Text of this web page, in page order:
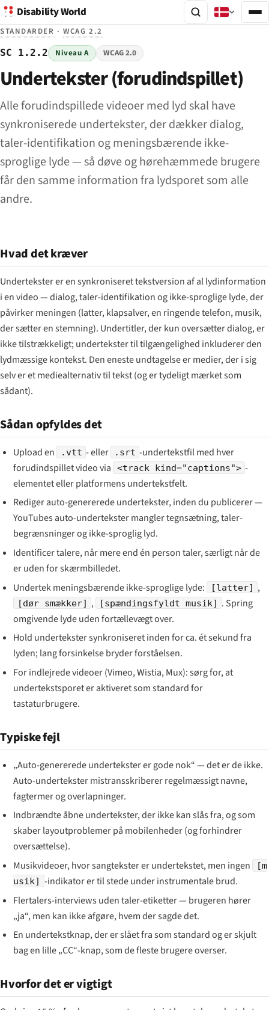
Disability World
STANDARDER ·WCAG 2.2
SC 1.2.2 Niveau A WCAG 2.0
Undertekster (forudindspillet)
Alle forudindspillede videoer med lyd skal have
synkroniserede undertekster, der dækker dialog,
taler-identifikation og meningsbærende ikke-
sproglige lyde — så døve og hørehæmmede brugere
får den samme information fra lydsporet som alle
andre.
Hvad det kræver
Undertekster er en synkroniseret tekstversion af al lydinformation
i en video — dialog, taler-identifikation og ikke-sproglige lyde, der
påvirker meningen (latter, klapsalver, en ringende telefon, musik,
der sætter en stemning). Undertitler, der kun oversætter dialog, er
ikke tilstrækkeligt; undertekster til tilgængelighed inkluderer den
lydmæssige kontekst. Den eneste undtagelse er medier, der i sig
selv er et mediealternativ til tekst (og er tydeligt mærket som
sådant).
Sådan opfyldes det
Upload en .vtt - eller .srt -undertekstfil med hver
forudindspillet video via
<track kind="captions"> -
elementet eller platformens undertekstfelt.
Rediger auto-genererede undertekster, inden du publicerer —
YouTubes auto-undertekster mangler tegnsætning, taler-
begrænsninger og ikke-sproglig lyd.
Identificer talere, når mere end én person taler, særligt når de
er uden for skærmbilledet.
Undertek meningsbærende ikke-sproglige lyde:
[latter] ,
[dør smækker] , [spændingsfyldt musik] . Spring
omgivende lyde uden fortællevægt over.
Hold undertekster synkroniseret inden for ca. ét sekund fra
lyden; lang forsinkelse bryder forståelsen.
For indlejrede videoer (Vimeo, Wistia, Mux): sørg for, at
undertekstsporet er aktiveret som standard for
tastaturbrugere.
Typiske fejl
„Auto-genererede undertekster er gode nok“ — det er de ikke.
Auto-undertekster mistransskriberer regelmæssigt navne,
fagtermer og overlapninger.
Indbrændte åbne undertekster, der ikke kan slås fra, og som
skaber layoutproblemer på mobilenheder (og forhindrer
oversættelse).
Musikvideoer, hvor sangtekster er undertekstet, men ingen
[m
usik] -indikator er til stede under instrumentale brud.
Flertalers-interviews uden taler-etiketter — brugeren hører
„ja“, men kan ikke afgøre, hvem der sagde det.
En undertekstknap, der er slået fra som standard og er skjult
bag en lille „CC“-knap, som de fleste brugere overser.
Hvorfor det er vigtigt